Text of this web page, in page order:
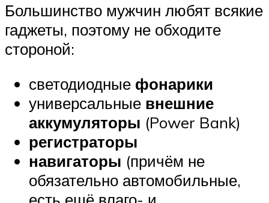
Большинство мужчин любят всякие
гаджеты, поэтому не обходите
стороной:
светодиодные фонарики
универсальные внешние
аккумуляторы (Power Bank)
регистраторы
навигаторы (причём не
обязательно автомобильные,